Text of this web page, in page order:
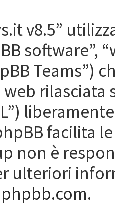
v8.5”
software”,
Teams”)
rilasciata
facilita
non è
ulteriori
.